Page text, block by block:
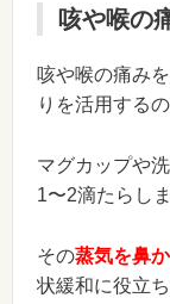
咳や喉の
咳や喉の痛み
りを活用する
マグカップや
1〜2滴たらし
その蒸気を鼻
状緩和に役立ち